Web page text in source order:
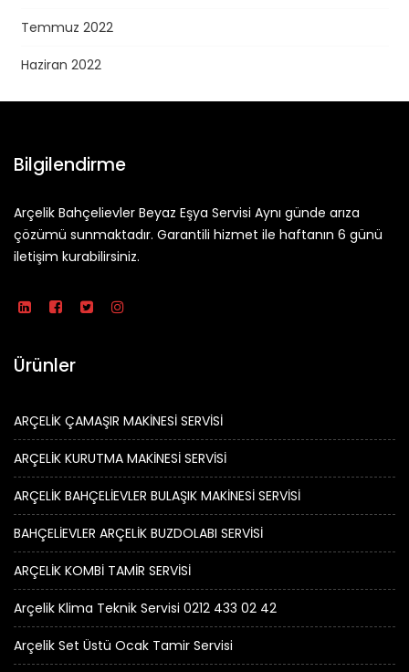
Temmuz 2022
Haziran 2022
Bilgilendirme
Arçelik Bahçelievler Beyaz Eşya Servisi Aynı günde arıza
çözümü sunmaktadır. Garantili hizmet ile haftanın 6 günü
iletişim kurabilirsiniz.
Ürünler
ARÇELİK ÇAMAŞIR MAKİNESİ SERVİSİ
ARÇELİK KURUTMA MAKİNESİ SERVİSİ
ARÇELİK BAHÇELİEVLER BULAŞIK MAKİNESİ SERVİSİ
BAHÇELİEVLER ARÇELİK BUZDOLABI SERVİSİ
ARÇELİK KOMBİ TAMİR SERVİSİ
Arçelik Klima Teknik Servisi 0212 433 02 42
Arçelik Set Üstü Ocak Tamir Servisi